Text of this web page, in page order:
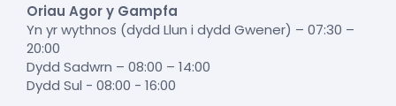
Oriau Agor y Gampfa
Yn yr wythnos (dydd Llun i dydd Gwener) – 07:30 –
20:00
Dydd Sadwrn – 08:00 – 14:00
Dydd Sul - 08:00 - 16:00